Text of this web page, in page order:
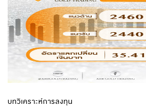
บทวิเคราะห์การลงทุน